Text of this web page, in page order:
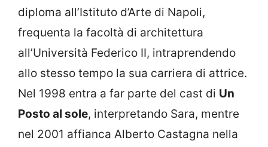
diploma all’Istituto d’Arte di Napoli,
frequenta la facoltà di architettura
all’Università Federico II, intraprendendo
allo stesso tempo la sua carriera di attrice.
Nel 1998 entra a far parte del cast di Un
Posto al sole, interpretando Sara, mentre
nel 2001 affianca Alberto Castagna nella